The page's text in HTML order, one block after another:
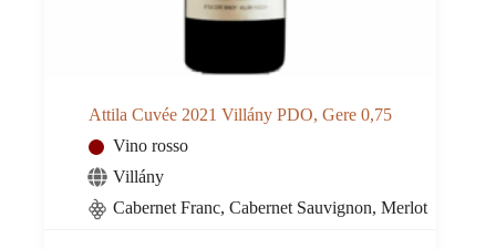
Attila Cuvée 2021 Villány PDO, Gere 0,75
Vino rosso
Villány
Cabernet Franc, Cabernet Sauvignon, Merlot